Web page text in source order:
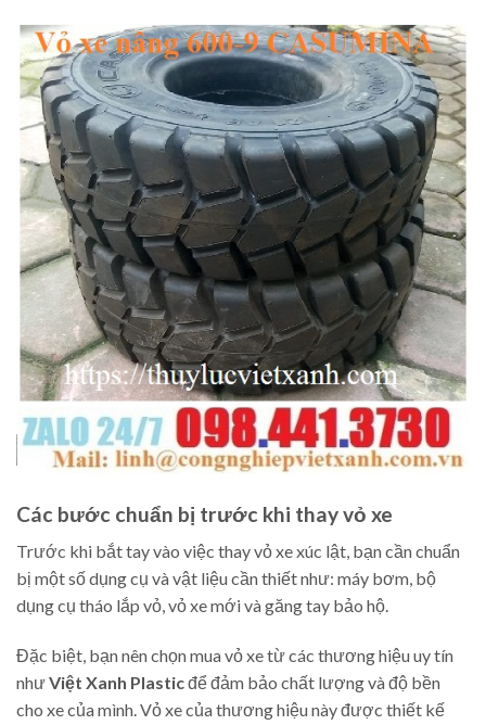
Các bước chuẩn bị trước khi thay vỏ xe
Trước khi bắt tay vào việc thay vỏ xe xúc lật, bạn cần chuẩn
bị một số dụng cụ và vật liệu cần thiết như: máy bơm, bộ
dụng cụ tháo lắp vỏ, vỏ xe mới và găng tay bảo hộ.
Đặc biệt, bạn nên chọn mua vỏ xe từ các thương hiệu uy tín
nhưViệt Xanh Plasticđể đảm bảo chất lượng và độ bền
cho xe của mình. Vỏ xe của thương hiệu này được thiết kế